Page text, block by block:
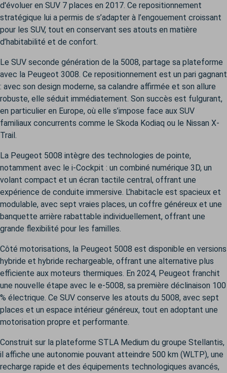
d'évoluer en SUV 7 places en 2017. Ce repositionnement
stratégique lui a permis de s’adapter à l’engouement croissant
pour les SUV, tout en conservant ses atouts en matière
d’habitabilité et de confort.
Le SUV seconde génération de la 5008, partage sa plateforme
avec la Peugeot 3008. Ce repositionnement est un pari gagnant
: avec son design moderne, sa calandre affirmée et son allure
robuste, elle séduit immédiatement. Son succès est fulgurant,
en particulier en Europe, où elle s’impose face aux SUV
familiaux concurrents comme le Skoda Kodiaq ou le Nissan X-
Trail.
La Peugeot 5008 intègre des technologies de pointe,
notamment avec le i-Cockpit : un combiné numérique 3D, un
volant compact et un écran tactile central, offrant une
expérience de conduite immersive. L’habitacle est spacieux et
modulable, avec sept vraies places, un coffre généreux et une
banquette arrière rabattable individuellement, offrant une
grande flexibilité pour les familles.
Côté motorisations, la Peugeot 5008 est disponible en versions
hybride et hybride rechargeable, offrant une alternative plus
efficiente aux moteurs thermiques. En 2024, Peugeot franchit
une nouvelle étape avec le e-5008, sa première déclinaison 100
% électrique. Ce SUV conserve les atouts du 5008, avec sept
places et un espace intérieur généreux, tout en adoptant une
motorisation propre et performante.
Construit sur la plateforme STLA Medium du groupe Stellantis,
il affiche une autonomie pouvant atteindre 500 km (WLTP), une
recharge rapide et des équipements technologiques avancés,